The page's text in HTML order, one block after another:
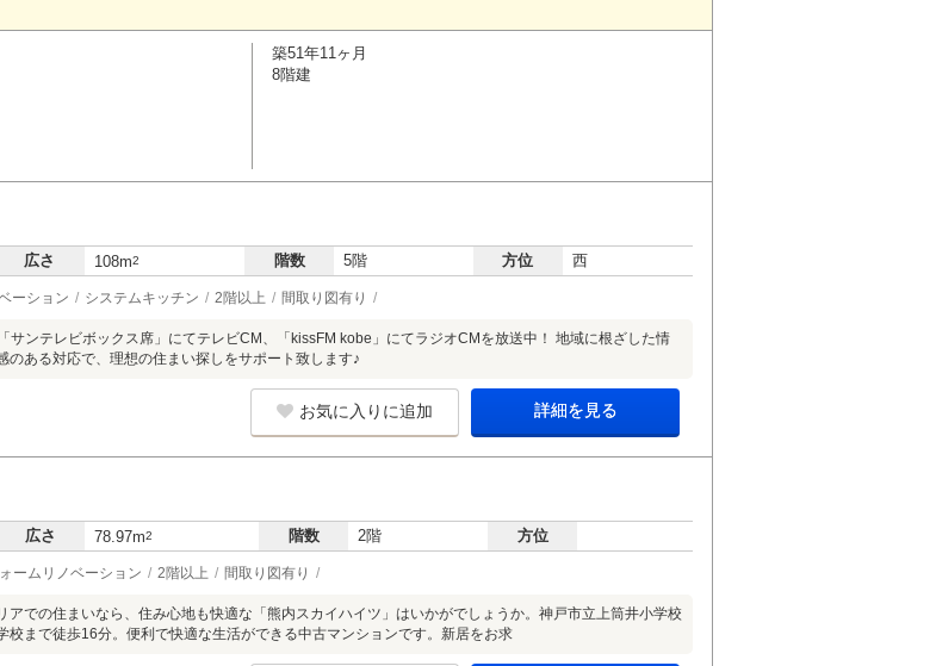
築51年11ヶ月
8階建
広さ 108m2 階数 5階 方位 西
ーション システムキッチン 2階以上 間取り図有り
サンテレビボックス席」にてテレビCM、「kissFM kobe」にてラジオCMを放送中！ 地域に根ざした情
のある対応で、理想の住まい探しをサポート致します♪
お気に入りに追加 詳細を見る
広さ 78.97m2 階数 2階 方位
ームリノベーション 2階以上 間取り図有り
アでの住まいなら、住み心地も快適な「熊内スカイハイツ」はいかがでしょうか。神戸市立上筒井小学校
校まで徒歩16分。便利で快適な生活ができる中古マンションです。新居をお求